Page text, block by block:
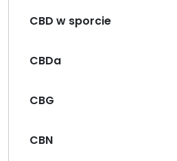
CBD w sporcie
CBDa
CBG
CBN